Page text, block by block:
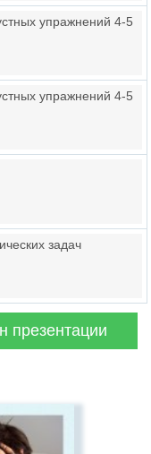
упражнений 4-5
упражнений 4-5
задач
презентации